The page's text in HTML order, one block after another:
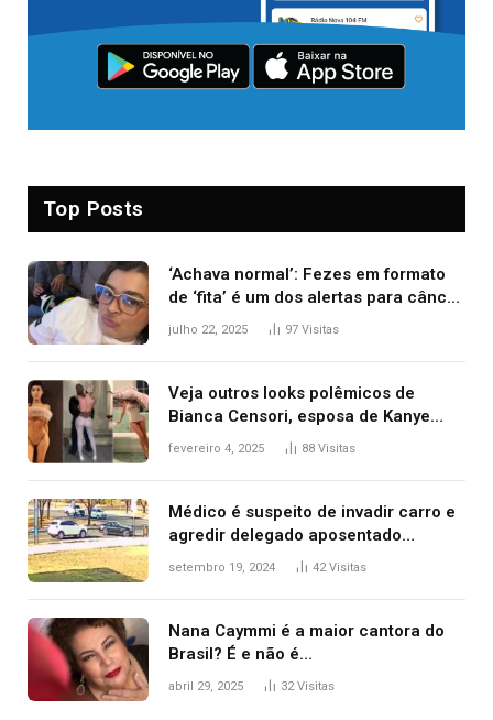
Top Posts
‘Achava normal’: Fezes em formato
de ‘fita’ é um dos alertas para câncer
colorretal; relembre fala de Preta Gil
julho 22, 2025 97 Visitas
Veja outros looks polêmicos de
Bianca Censori, esposa de Kanye
West que apareceu nua no Grammy
fevereiro 4, 2025 88 Visitas
Médico é suspeito de invadir carro e
agredir delegado aposentado
durante confusão no trânsito
setembro 19, 2024 42Visitas
Nana Caymmi é a maior cantora do
Brasil? É e não é…
abril 29, 2025 32Visitas